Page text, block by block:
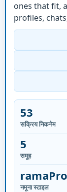
ones that fit,
profiles,
53
सक्रिय निकनेम
5
समूह
ramaPro
नमूना स्टाइल